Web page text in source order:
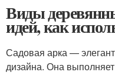
Виды
идей, как
Садовая арка —
дизайна. Она